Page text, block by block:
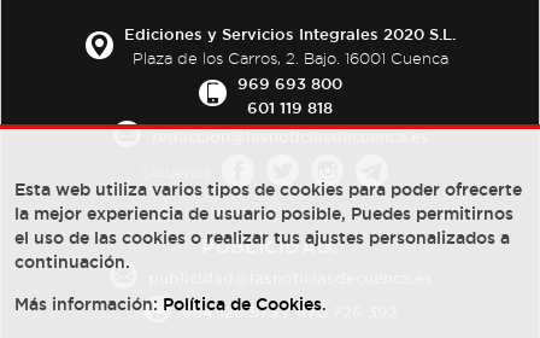
Ediciones y Servicios Integrales 2020 S.L.
Plaza de los Carros, 2. Bajo. 16001 Cuenca
969 693 800
601 119 818
PUBLICIDAD:
684 126 573/670 726 392
Esta web utiliza varios tipos de cookies para poder ofrecerte
la mejor experiencia de usuario posible, Puedes permitirnos
el uso de las cookies o realizar tus ajustes personalizados a
continuación.
Más información: Política de Cookies.